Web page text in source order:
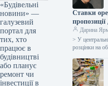
«Будівельні
новини» —
галузевий
портал для
тих, хто
працює в
будівництві
або планує
ремонт чи
інвестиції в
Ставки
площ у
знизилися
2021
Дарина
> У
розцінки на
вираженні.
таких…